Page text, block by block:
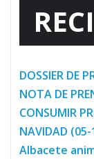
DOSSIER DE
NOTA DE
CONSUMIR
NAVIDAD
Albacete